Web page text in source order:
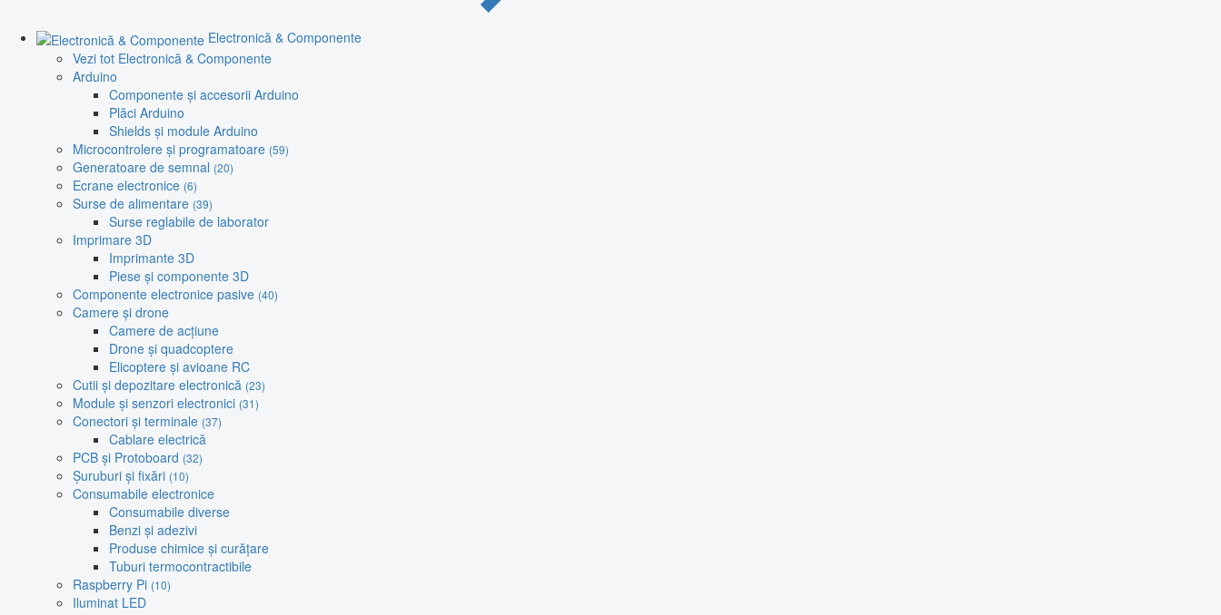
Electronică & Componente
Vezi tot Electronică & Componente
Arduino
Componente și accesorii Arduino
Plăci Arduino
Shields și module Arduino
Microcontrolere și programatoare (59)
Generatoare de semnal (20)
Ecrane electronice (6)
Surse de alimentare (39)
Surse reglabile de laborator
Imprimare 3D
Imprimante 3D
Piese și componente 3D
Componente electronice pasive (40)
Camere și drone
Camere de acțiune
Drone și quadcoptere
Elicoptere și avioane RC
Cutii și depozitare electronică (23)
Module și senzori electronici (31)
Conectori și terminale (37)
Cablare electrică
PCB și Protoboard (32)
Șuruburi și fixări (10)
Consumabile electronice
Consumabile diverse
Benzi și adezivi
Produse chimice și curățare
Tuburi termocontractibile
Raspberry Pi (10)
Iluminat LED